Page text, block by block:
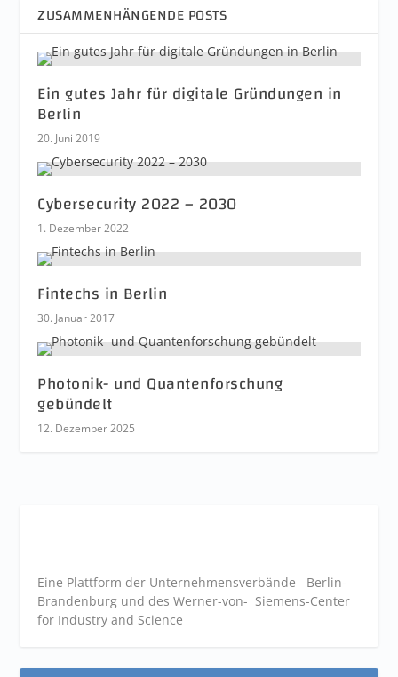
ZUSAMMENHÄNGENDE POSTS
Ein gutes Jahr für digitale Gründungen in
Berlin
20. Juni 2019
Cybersecurity 2022 – 2030
1. Dezember 2022
Fintechs in Berlin
30. Januar 2017
Photonik- und Quantenforschung
gebündelt
12. Dezember 2025
Eine Plattform der Unternehmensverbände Berlin-
Brandenburg und des Werner-von- Siemens-Center
for Industry and Science